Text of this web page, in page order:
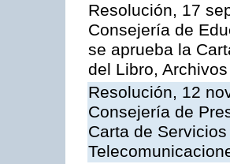
Resolución, 17
Consejería de
se aprueba la
del Libro,
Resolución, 12
Consejería de
Carta de